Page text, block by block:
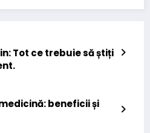
Tot ce trebuie să știți
beneficii și